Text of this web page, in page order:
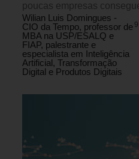
poucas empresas
Wilian Luis Domingues -
CIO da Tempo, professor de
MBA na USP/ESALQ e
FIAP, palestrante e
especialista em Inteligência
Artificial, Transformação
Digital e Produtos Digitais